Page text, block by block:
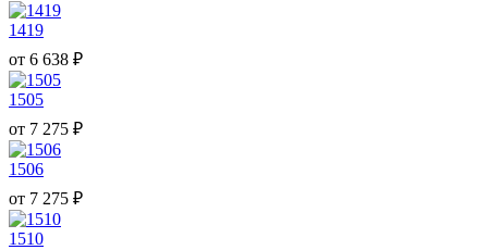
1419
от 6 638 ₽
1505
от 7 275 ₽
1506
от 7 275 ₽
1510